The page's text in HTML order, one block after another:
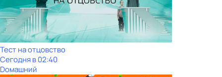
Тест на отцовство
Сегодня в 02:40
Dомашний